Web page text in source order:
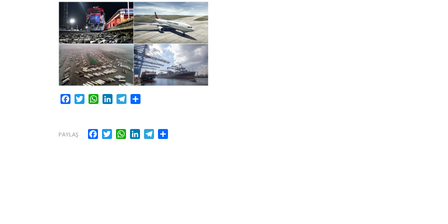
Facebook
TwitterWhatsApp
LinkedInTelegram
PAYLAŞ Facebook
TwitterWhatsApp
LinkedInTelegram